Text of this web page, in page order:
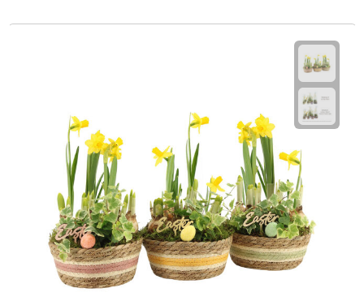
Cocktailglazen
Wijnglazen
Koffieglazen
Theeglazen
Kopjes & Mokken